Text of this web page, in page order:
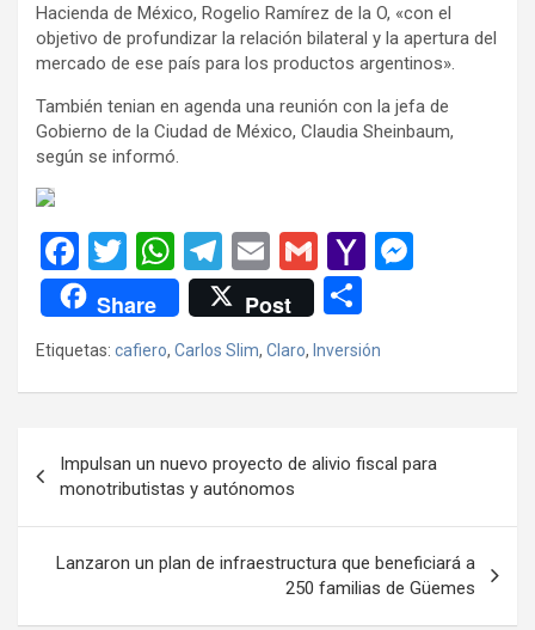
Hacienda de México, Rogelio Ramírez de la O, «con el
objetivo de profundizar la relación bilateral y la apertura del
mercado de ese país para los productos argentinos».
También tenian en agenda una reunión con la jefa de
Gobierno de la Ciudad de México, Claudia Sheinbaum,
según se informó.
F
a
ce
b
o
k
T
wi
tt
er
W
h
at
s
A
p
T
el
e
gr
a
E
m
ail
G
m
ail
Y
o
o
ail
g
Share Post
o
m
ar
Etiquetas: cafiero, Carlos Slim, Claro, Inversión
de
entradas
Impulsan un nuevo proyecto de alivio fiscal para
monotributistas y autónomos
Lanzaron un plan de infraestructura que beneficiará a
250 familias de Güemes